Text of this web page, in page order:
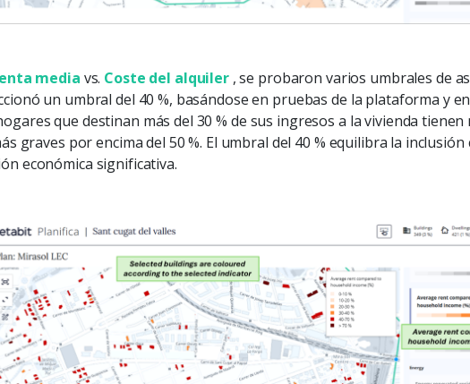
media vs. Coste del alquiler , se probaron varios umbrales de
un umbral del 40 %, basándose en pruebas de la plataforma y
que destinan más del 30 % de sus ingresos a la vivienda
graves por encima del 50 %. El umbral del 40 % equilibra la
económica significativa.